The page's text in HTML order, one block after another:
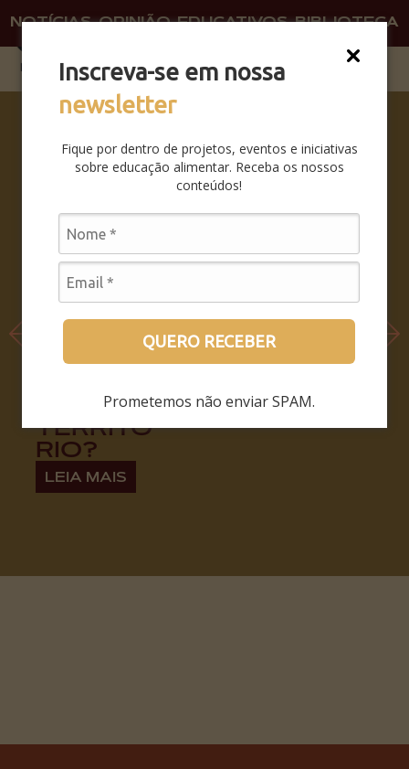
Inscreva-se em nossa
newsletter
Fique por dentro de projetos, eventos e iniciativas
sobre educação alimentar. Receba os nossos
conteúdos!
QUERO RECEBER
Prometemos não enviar SPAM.
NOTÍCIAS OPINIÃO EDUCATIVOS BIBLIOTECA
COMO
SER E
NÃO SER
PERMANE
CER
SENDO,
QUANDO
O MUNDO
INTEIRO
PASSA A
HABITAR
DO SEU
TERRITÓ
RIO?
LEIA MAIS